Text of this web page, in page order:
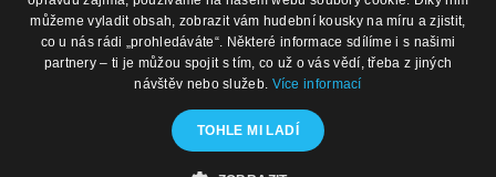
Eshop: +420 725 169 052
Prodejna: +420 596 113 012
eshop@hudebnisvet.cz
Obchodní podmínky
Podmínky prodeje na splátky
Kontakty
Hudební zázemí
můžeme vyladit obsah, zobrazit vám hudební kousky na míru a zjistit,
co u nás rádi „prohledáváte“. Některé informace sdílíme i s našimi
partnery – ti je můžou spojit s tím, co už o vás vědí, třeba z jiných
návštěv nebo služeb. Více informací
TOHLE MI LADÍ